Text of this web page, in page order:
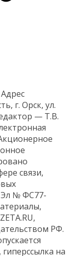
г. Орск, ул.
— Т.В.
связи,
Эл № ФС77-
РФ.
на